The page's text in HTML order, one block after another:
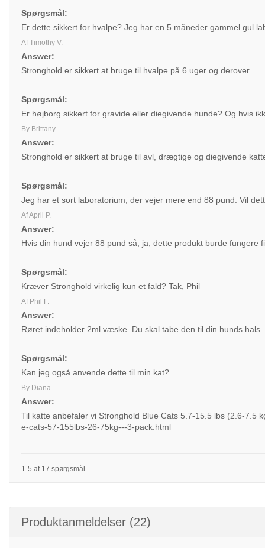
Spørgsmål:
Er dette sikkert for hvalpe? Jeg har en 5 måneder gammel gul
Af Timothy V.
Answer:
Stronghold er sikkert at bruge til hvalpe på 6 uger og derover.
Spørgsmål:
Er højborg sikkert for gravide eller diegivende hunde? Og hvis
By Brittany
Answer:
Stronghold er sikkert at bruge til avl, drægtige og diegivende
Spørgsmål:
Jeg har et sort laboratorium, der vejer mere end 88 pund. Vil
Af April P.
Answer:
Hvis din hund vejer 88 pund så, ja, dette produkt burde fungere
Spørgsmål:
Kræver Stronghold virkelig kun et fald? Tak, Phil
Af Phil F.
Answer:
Røret indeholder 2ml væske. Du skal tabe den til din hunds hals.
Spørgsmål:
Kan jeg også anvende dette til min kat?
By Diana
Answer:
Til katte anbefaler vi Stronghold Blue Cats 5.7-15.5 lbs (2.6-7.5
e-cats-57-155lbs-26-75kg---3-pack.html
1-5 af 17 spørgsmål
Produktanmeldelser (22)